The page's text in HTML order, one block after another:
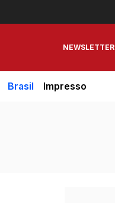
NEWSLETTER
Brasil Impresso